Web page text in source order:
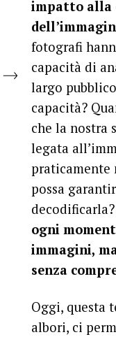
impatto alla
fotografi
capacità di
largo
capacità?
che la nostra
legata
praticamente
possa
decodificarla?
ogni
immagini,
senza
Oggi, questa
albori, ci